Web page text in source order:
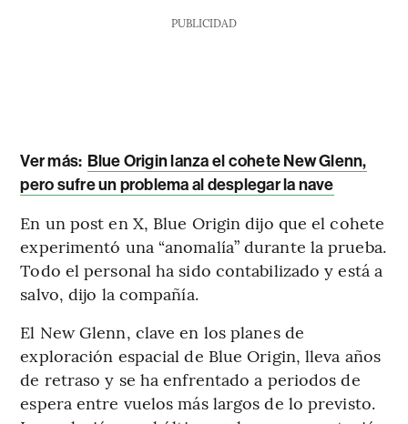
PUBLICIDAD
Ver más: Blue Origin lanza el cohete New Glenn,
pero sufre un problema al desplegar la nave
En un post en X, Blue Origin dijo que el cohete
experimentó una “anomalía” durante la prueba.
Todo el personal ha sido contabilizado y está a
salvo, dijo la compañía.
El New Glenn, clave en los planes de
exploración espacial de Blue Origin, lleva años
de retraso y se ha enfrentado a periodos de
espera entre vuelos más largos de lo previsto.